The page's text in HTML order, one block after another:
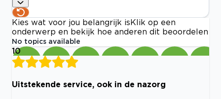
Kies wat voor jou belangrijk is Klik op een
onderwerp en bekijk hoe anderen dit beoordelen
No topics available
10
Uitstekende service, ook in de nazorg